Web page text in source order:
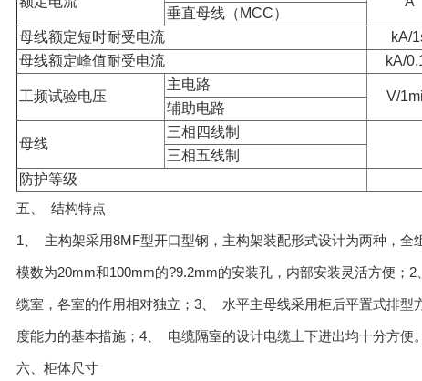
垂直母线（MCC）
母线额定短时耐受电流
kA/
母线额定峰值耐受电流
kA/
工频试验电压
主电路
V/
辅助电路
母线
三相四线制
三相五线制
防护等级
五、 结构特点
1、 主构架采用8MF型开口型钢，主构架装配形式设计为两种，
模数为20mm和100mm的?9.2mm的安装孔，内部安装灵活方便
缆室，各室的作用相对独立；3、 水平主母线采用柜后平置式排
度能力的基本措施；4、 电缆隔室的设计电缆上下进出均十分方便。
六、柜体尺寸